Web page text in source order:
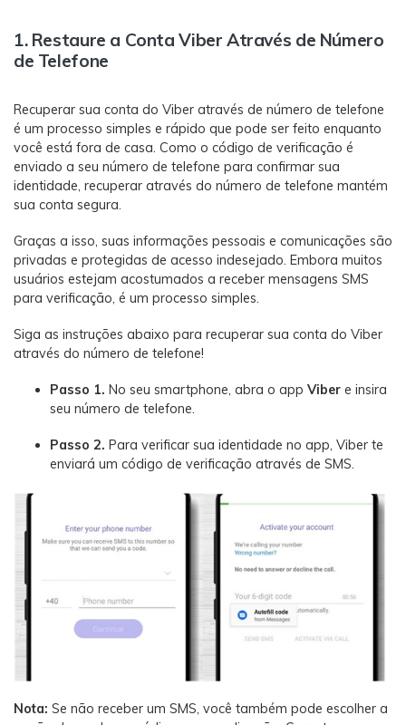
1. Restaure a Conta Viber Através de Número
de Telefone
Recuperar sua conta do Viber através de número de telefone
é um processo simples e rápido que pode ser feito enquanto
você está fora de casa. Como o código de verificação é
enviado a seu número de telefone para confirmar sua
identidade, recuperar através do número de telefone mantém
sua conta segura.
Graças a isso, suas informações pessoais e comunicações são
privadas e protegidas de acesso indesejado. Embora muitos
usuários estejam acostumados a receber mensagens SMS
para verificação, é um processo simples.
Siga as instruções abaixo para recuperar sua conta do Viber
através do número de telefone!
Passo 1. No seu smartphone, abra o app Viber e insira
seu número de telefone.
Passo 2. Para verificar sua identidade no app, Viber te
enviará um código de verificação através de SMS.
Nota: Se não receber um SMS, você também pode escolher a